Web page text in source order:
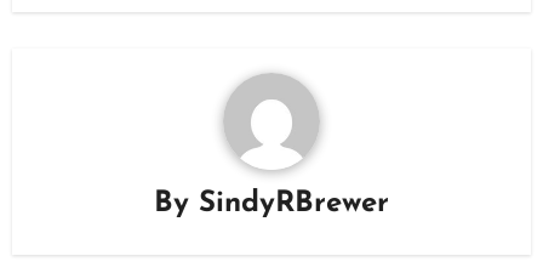
By SindyRBrewer